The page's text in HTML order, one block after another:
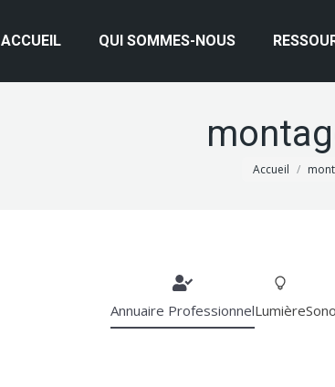
ACCUEIL QUI SOMMES-NOUS
Vous êtes ici :
Accueil
Annuaire ProfessionnelLumière